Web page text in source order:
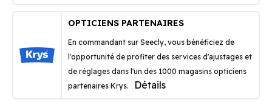
OPTICIENS PARTENAIRES
En commandant sur Seecly, vous bénéficiez de
l'opportunité de profiter des services d'ajustages et
de réglages dans l'un des 1000 magasins opticiens
partenaires Krys.
Détails